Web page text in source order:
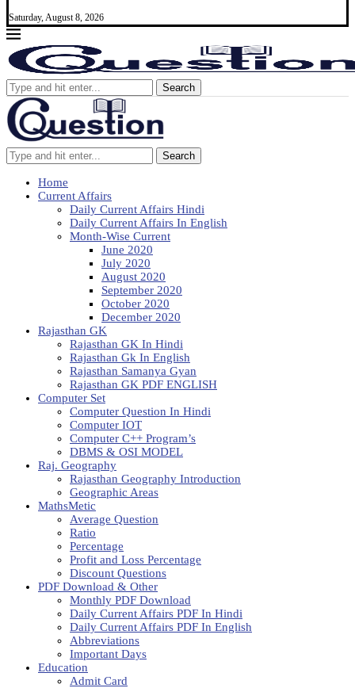
Saturday, August 8, 2026
Search
Search
Home
Current Affairs
Daily Current Affairs Hindi
Daily Current Affairs In English
Month-Wise Current
June 2020
July 2020
August 2020
September 2020
October 2020
December 2020
Rajasthan GK
Rajasthan GK In Hindi
Rajasthan Gk In English
Rajasthan Samanya Gyan
Rajasthan GK PDF ENGLISH
Computer Set
Computer Question In Hindi
Computer IOT
Computer C++ Program’s
DBMS & OSI MODEL
Raj. Geography
Rajasthan Geography Introduction
Geographic Areas
MathsMetic
Average Question
Ratio
Percentage
Profit and Loss Percentage
Discount Questions
PDF Download & Other
Monthly PDF Download
Daily Current Affairs PDF In Hindi
Daily Current Affairs PDF In English
Abbreviations
Important Days
Education
Admit Card